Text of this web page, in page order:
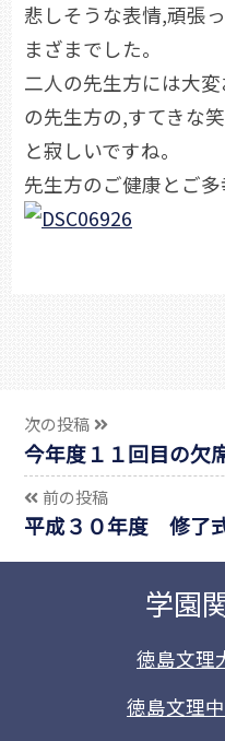
悲しそうな表情,頑張
まざまでした。
二人の先生方には大
の先生方の,すてきな
と寂しいですね。
先生方のご健康とご多
次の投稿
今年度１１回目の欠
前の投稿
平成３０年度 修了
学園
徳島文理
徳島文理